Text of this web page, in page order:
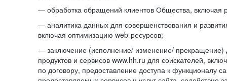
— обработка обращений клиентов Общества, включая
— аналитика данных для совершенствования и
включая оптимизацию web-ресурсов;
— заключение (исполнение/ изменение/ прекращение)
продуктов и сервисов www.hh.ru для соискателей,
по договору, предоставление доступа к функционалу